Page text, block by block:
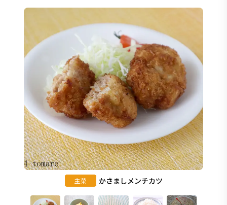
主菜 かさましメンチカツ